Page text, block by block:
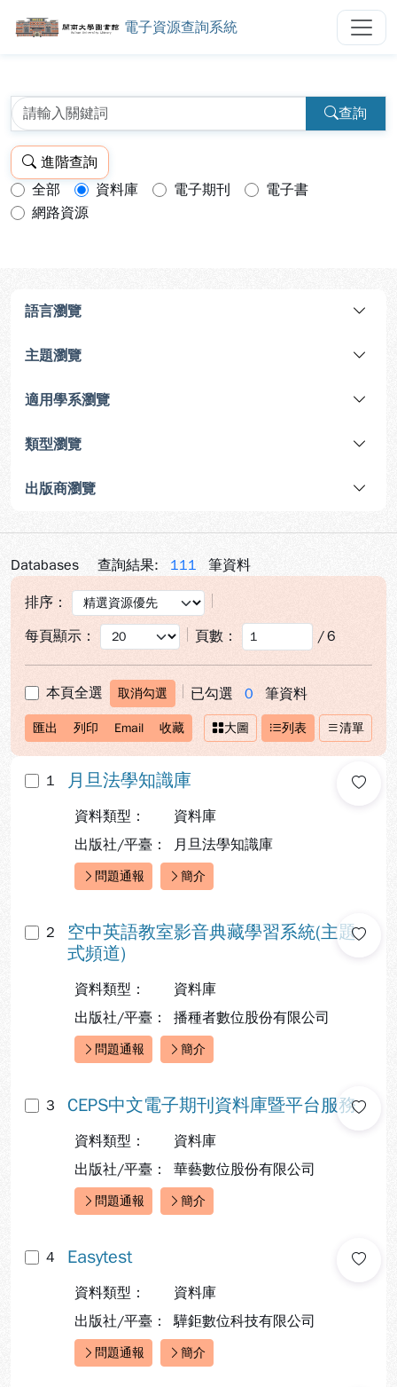
開南大學圖書館電子資源查詢系統
電子資源查詢系統
查詢
進階查詢
查詢模式：
全部 資料庫 電子期刊
電子書
網路資源
語言瀏覽
主題瀏覽
適用學系瀏覽
類型瀏覽
出版商瀏覽
Databases 查詢結果: 111 筆資料
排序：
每頁顯示：
頁數： /6
本頁全選 取消勾選 已勾選 0 筆資料
匯出 列印 Email 收藏 大圖 列表 清單
1 月旦法學知識庫
資料類型：
資料庫
出版社/平臺：
月旦法學知識庫
快速連結：
問題通報 簡介
2
空中英語教室影音典藏學習系統(主題
式頻道)
資料類型：
資料庫
出版社/平臺：
播種者數位股份有限公司
快速連結：
問題通報 簡介
3 CEPS中文電子期刊資料庫暨平台服務
資料類型：
資料庫
出版社/平臺：
華藝數位股份有限公司
快速連結：
問題通報 簡介
4 Easytest
資料類型：
資料庫
出版社/平臺：
驊鉅數位科技有限公司
快速連結：
問題通報 簡介